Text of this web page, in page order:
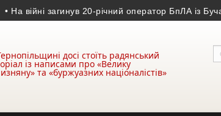
загинув 20-річний оператор БпЛА із Бучаччини
досі стоїть радянський
із написами про «Велику
та «буржуазних націоналістів»